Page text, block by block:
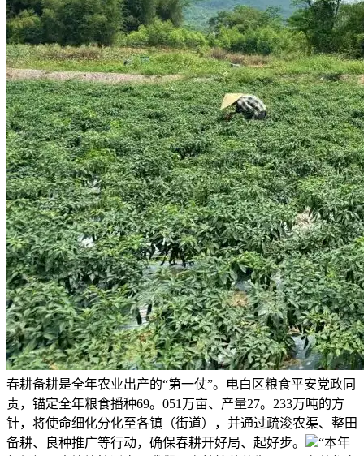
春耕备耕是全年农业出产的“第一仗”。电白区粮食平安党政同
责，锚定全年粮食播种69。051万亩、产量27。233万吨的方
针，将使命细化分化至各镇（街道），并通过疏浚农渠、整田
备耕、良种推广等行动，确保春耕开好局、起好步。
“本年